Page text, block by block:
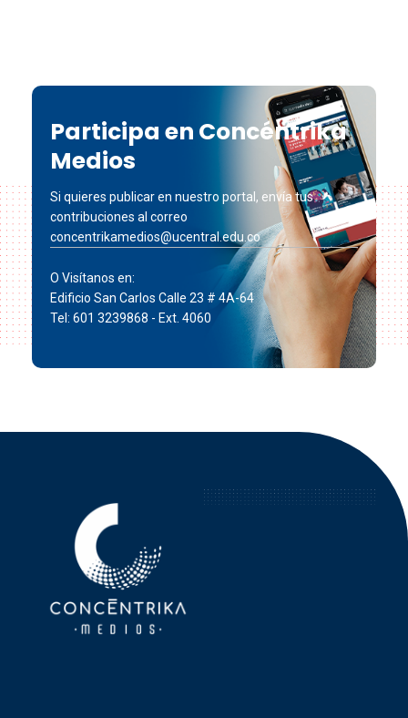
Participa en Concéntrika
Medios
Si quieres publicar en nuestro portal, envía tus
contribuciones al correo
concentrikamedios@ucentral.edu.co
O Visítanos en:
Edificio San Carlos Calle 23 # 4A-64
Tel: 601 3239868 - Ext. 4060